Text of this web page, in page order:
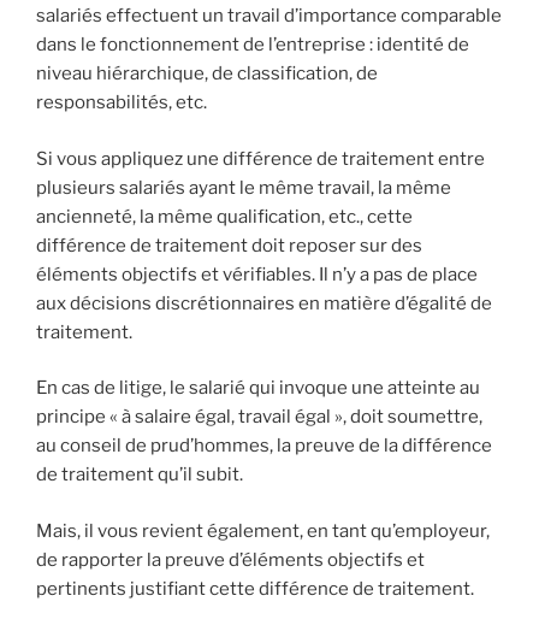
salariés effectuent un travail d’importance comparable
dans le fonctionnement de l’entreprise : identité de
niveau hiérarchique, de classification, de
responsabilités, etc.
Si vous appliquez une différence de traitement entre
plusieurs salariés ayant le même travail, la même
ancienneté, la même qualification, etc., cette
différence de traitement doit reposer sur des
éléments objectifs et vérifiables. Il n’y a pas de place
aux décisions discrétionnaires en matière d’égalité de
traitement.
En cas de litige, le salarié qui invoque une atteinte au
principe « à salaire égal, travail égal », doit soumettre,
au conseil de prud’hommes, la preuve de la différence
de traitement qu’il subit.
Mais, il vous revient également, en tant qu’employeur,
de rapporter la preuve d’éléments objectifs et
pertinents justifiant cette différence de traitement.